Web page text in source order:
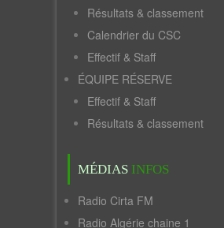
Résultats & classement
Calendrier du CSC
Effectif & Staff
ÉQUIPE RÉSERVE
Effectif & Staff
Résultats & classement
MÉDIAS INFOS
Radio Cirta FM
Radio Algérie chaine 1